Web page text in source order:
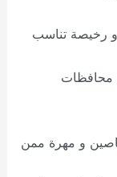
رخيصة تناسب
محافظات
و مهرة ممن